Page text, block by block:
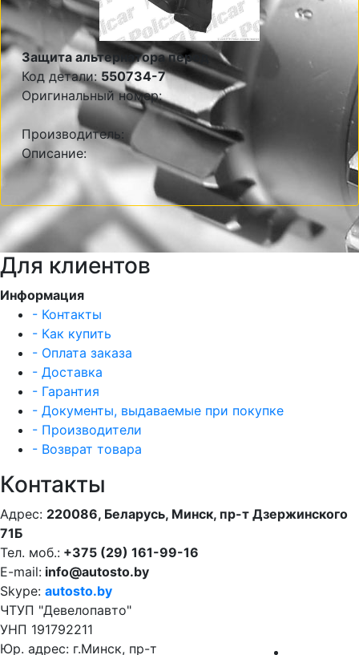
Защита альтернатора перед
Код детали: 550734-7
Оригинальный номер:
Производитель:
Описание:
Для клиентов
Информация
- Контакты
- Как купить
- Оплата заказа
- Доставка
- Гарантия
- Документы, выдаваемые при покупке
- Производители
- Возврат товара
Контакты
Адрес: 220086, Беларусь, Минск, пр-т Дзержинского
71Б
Тел. моб.: +375 (29) 161-99-16
E-mail: info@autosto.by
Skype: autosto.by
ЧТУП "Девелопавто"
УНП 191792211
Юр. адрес: г.Минск, пр-т